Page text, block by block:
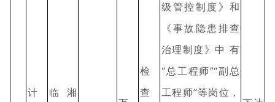
计
临湘
检
查
级管控制度》和
《事故隐患排查
治理制度》中 有
“总工程师”“副总
工程师”等岗位，